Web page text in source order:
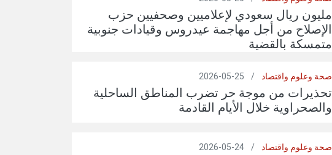
مليون ريال سعودي لإعلاميين وصحفيين حزب
الإصلاح من أجل مهاجمة عيدروس وقيادات جنوبية
متمسكة بالقضية
صحة وعلوم واقتصاد /
25-05-2026
تحذيرات من موجة حر تضرب المناطق الساحلية
والصحراوية خلال الأيام القادمة
صحة وعلوم واقتصاد /
24-05-2026